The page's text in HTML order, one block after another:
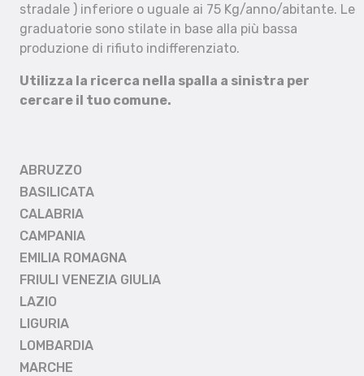
stradale ) inferiore o uguale ai 75 Kg/anno/abitante. Le
graduatorie sono stilate in base alla più bassa
produzione di rifiuto indifferenziato.
Utilizza la ricerca nella spalla a sinistra per
cercare il tuo comune.
ABRUZZO
BASILICATA
CALABRIA
CAMPANIA
EMILIA ROMAGNA
FRIULI VENEZIA GIULIA
LAZIO
LIGURIA
LOMBARDIA
MARCHE